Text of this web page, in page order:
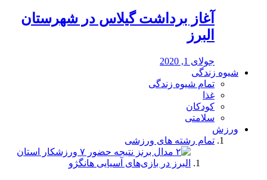
آغاز برداشت گیلاس در شهرستان
البرز
جولای 1, 2020
شیوه زندگی
تمام شیوه زندگی
غذا
کودکان
سلامتی
ورزش
تمام رشته های ورزشی